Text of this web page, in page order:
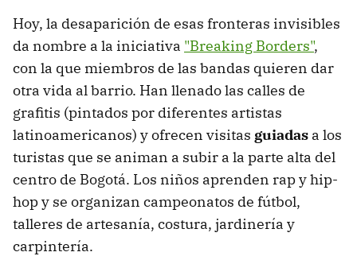
Hoy, la desaparición de esas fronteras invisibles
da nombre a la iniciativa "Breaking Borders",
con la que miembros de las bandas quieren dar
otra vida al barrio. Han llenado las calles de
grafitis (pintados por diferentes artistas
latinoamericanos) y ofrecen visitas guiadas a los
turistas que se animan a subir a la parte alta del
centro de Bogotá. Los niños aprenden rap y hip-
hop y se organizan campeonatos de fútbol,
talleres de artesanía, costura, jardinería y
carpintería.